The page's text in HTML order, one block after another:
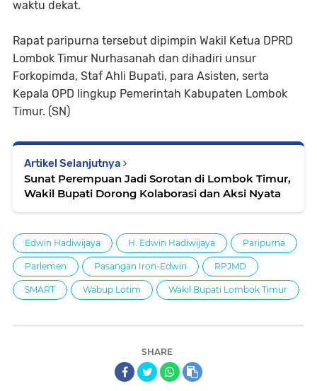
waktu dekat.
Rapat paripurna tersebut dipimpin Wakil Ketua DPRD
Lombok Timur Nurhasanah dan dihadiri unsur
Forkopimda, Staf Ahli Bupati, para Asisten, serta
Kepala OPD lingkup Pemerintah Kabupaten Lombok
Timur. (SN)
Artikel Selanjutnya
Sunat Perempuan Jadi Sorotan di Lombok Timur,
Wakil Bupati Dorong Kolaborasi dan Aksi Nyata
Edwin Hadiwijaya H. Edwin Hadiwijaya Paripurna
Parlemen Pasangan Iron-Edwin RPJMD
SMART Wabup Lotim Wakil Bupati Lombok Timur
SHARE